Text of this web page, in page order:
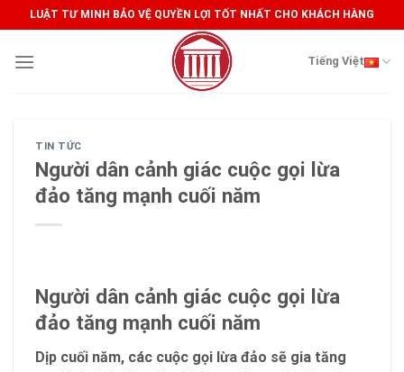
to
content
LUẬT TƯ MINH BẢO VỆ QUYỀN LỢI TỐT NHẤT CHO KHÁCH HÀNG
Tiếng Việt
TIN TỨC
Người dân cảnh giác cuộc gọi lừa
đảo tăng mạnh cuối năm
Người dân cảnh giác cuộc gọi lừa
đảo tăng mạnh cuối năm
Dịp cuối năm, các cuộc gọi lừa đảo sẽ gia tăng